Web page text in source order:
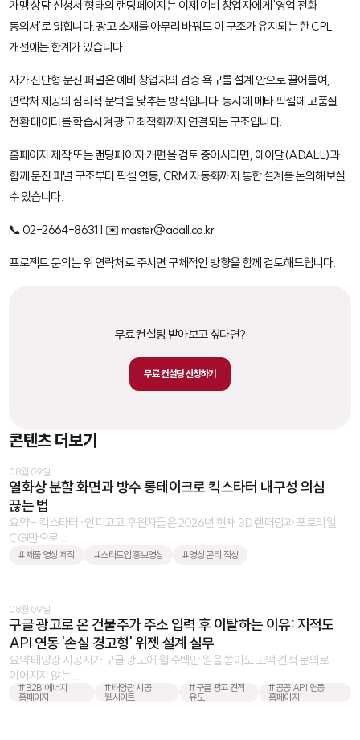
가맹 상담 신청서 형태의 랜딩페이지는 이제 예비 창업자에게 '영업 전화
동의서'로 읽힙니다. 광고 소재를 아무리 바꿔도 이 구조가 유지되는 한 CPL
개선에는 한계가 있습니다.
자가 진단형 문진 퍼널은 예비 창업자의 검증 욕구를 설계 안으로 끌어들여,
연락처 제공의 심리적 문턱을 낮추는 방식입니다. 동시에 메타 픽셀에 고품질
전환 데이터를 학습시켜 광고 최적화까지 연결되는 구조입니다.
홈페이지 제작 또는 랜딩페이지 개편을 검토 중이시라면, 에이달(ADALL)과
함께 문진 퍼널 구조부터 픽셀 연동, CRM 자동화까지 통합 설계를 논의해보실
수 있습니다.
📞 02-2664-8631 | ✉️ master@adall.co.kr
프로젝트 문의는 위 연락처로 주시면 구체적인 방향을 함께 검토해드립니다.
무료 컨설팅 받아보고 싶다면?
무료 컨설팅 신청하기
콘텐츠 더보기
08월 09일
열화상 분할 화면과 방수 롱테이크로 킥스타터 내구성 의심
끊는 법
요약 - 킥스타터·인디고고 후원자들은 2026년 현재 3D 렌더링과 포토리얼
CGI만으로 ...
#제품 영상 제작 #스타트업 홍보영상 #영상 콘티 작성
08월 09일
구글 광고로 온 건물주가 주소 입력 후 이탈하는 이유: 지적도
API 연동 '손실 경고형' 위젯 설계 실무
요약 태양광 시공사가 구글 광고에 월 수백만 원을 쏟아도 고액 견적 문의로
이어지지 않는 ...
#B2B 에너지
홈페이지
#태양광 시공
웹사이트
#구글 광고 견적
유도
#공공 API 연동
홈페이지